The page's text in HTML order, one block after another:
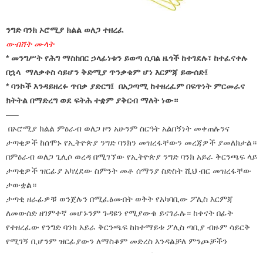
ንግድ ባንክ ኦሮሚያ ክልል ወለጋ ተዘረፈ
ውብሸት ሙላት
* መንግሥት የሕግ ማስከበር ኃላፊነቱን ይወጣ ሲባል ዜጎች ከተገደሉ፣ ከተፈናቀሉ
በኋላ ማለቃቀስ ሳይሆን ቅድሚያ ጥንቃቄም ሆነ እርምጃ ይውሰድ፤
* ባንኮች እንዳይዘረፉ ጥበቃ ያድርግ፤ በአጋጣሚ ከተዘረፈም በፍጥነት ምርመራና
ክትትል በማድረግ ወደ ፍትሕ ተቋም ያቅርብ ማለት ነው።
—–
በኦሮሚያ ክልል ምዕራብ ወለጋ ዞን አሁንም ስርዓት አልበኝነት መቀጠሉንና
ታጣቂዎች ከሰሞኑ የኢትዮጵያ ንግድ ባንክን መዝረፋቸውን መረጃዎች ያመለክታል።
በምዕራብ ወለጋ ጊሊሶ ወረዳ በሚገኘው የኢትዮጵያ ንግድ ባንክ አይራ ቅርንጫፍ ላይ
ታጣቂዎች ዝርፊያ አካሂደው ስምንት መቶ ሰማንያ ስድስት ሺህ ብር መዝረፋቸው
ታውቋል።
ታጣቂ ዘራፊዎቹ ወንጀሉን በሚፈፅሙበት ወቅት የአካባቢው ፖሊስ እርምጃ
ለመውሰድ ዘገምተኛ መሆኑንም ጉዳዩን የሚያውቁ ይናገራሉ። ከቀናት በፊት
የተዘረፈው የንግድ ባንክ አይራ ቅርንጫፍ ከከተማይቱ ፖሊስ ጣቢያ ብዙም ሳይርቅ
የሚገኝ ቢሆንም ዝርፊያውን ለማስቆም መድረስ እንዳልቻለ ምንጮቻችን